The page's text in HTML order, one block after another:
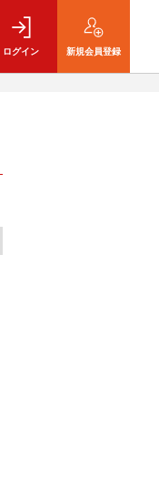
ログイン 新規会員登録